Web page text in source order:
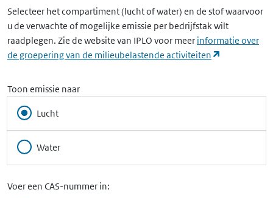
Selecteer het compartiment (lucht of water) en de stof waarvoor
u de verwachte of mogelijke emissie per bedrijfstak wilt
raadplegen. Zie de website van IPLO voor meer informatie over
de groepering van de milieubelastende activiteiten
Toon emissie naar
Lucht
Water
Voer een CAS-nummer in: